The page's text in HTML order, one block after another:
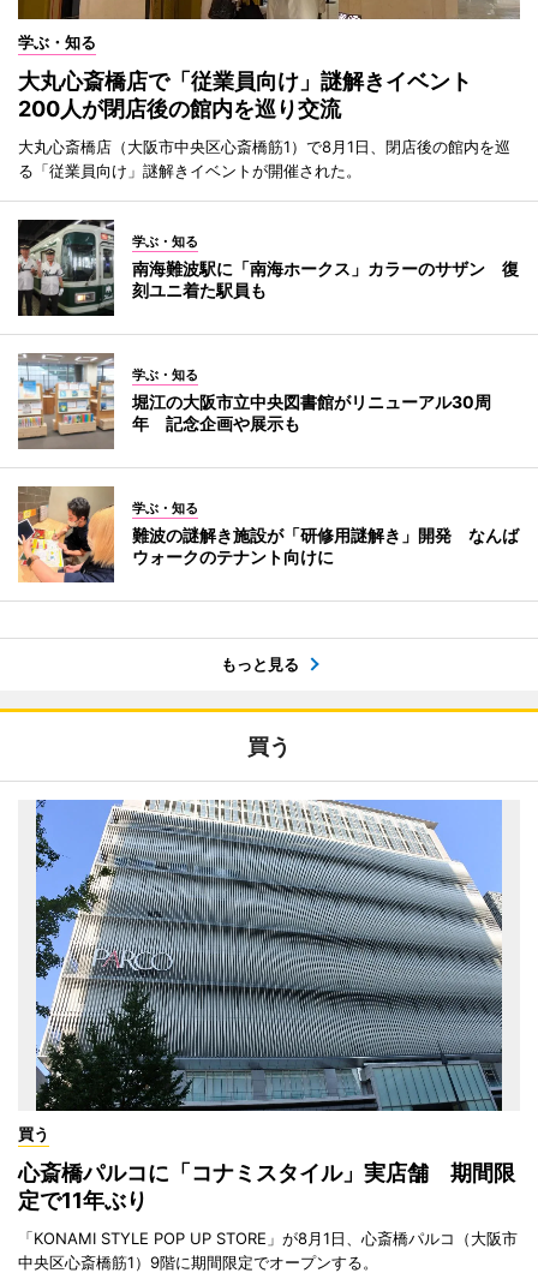
学ぶ・知る
大丸心斎橋店で「従業員向け」謎解きイベント
200人が閉店後の館内を巡り交流
大丸心斎橋店（大阪市中央区心斎橋筋1）で8月1日、閉店後の館内を巡
る「従業員向け」謎解きイベントが開催された。
学ぶ・知る
南海難波駅に「南海ホークス」カラーのサザン 復
刻ユニ着た駅員も
学ぶ・知る
堀江の大阪市立中央図書館がリニューアル30周
年 記念企画や展示も
学ぶ・知る
難波の謎解き施設が「研修用謎解き」開発 なんば
ウォークのテナント向けに
もっと見る
買う
買う
心斎橋パルコに「コナミスタイル」実店舗 期間限
定で11年ぶり
「KONAMI STYLE POP UP STORE」が8月1日、心斎橋パルコ（大阪市
中央区心斎橋筋1）9階に期間限定でオープンする。